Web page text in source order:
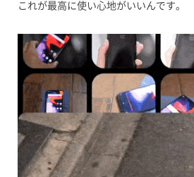
これが最高に使い心地がいいんです。